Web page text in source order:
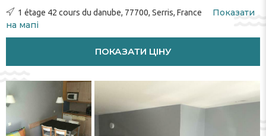
1 étage 42 cours du danube, 77700, Serris, France
Показати
на мапі
ПОКАЗАТИ ЦІНУ